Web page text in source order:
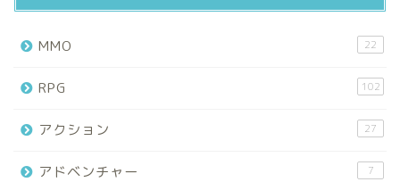
MMO 22
RPG 102
アクション 27
アドベンチャー 7